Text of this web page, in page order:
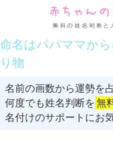
命名はパパママか
り物
名前の画数から運勢を
何度でも姓名判断を 無
名付けのサポートにお